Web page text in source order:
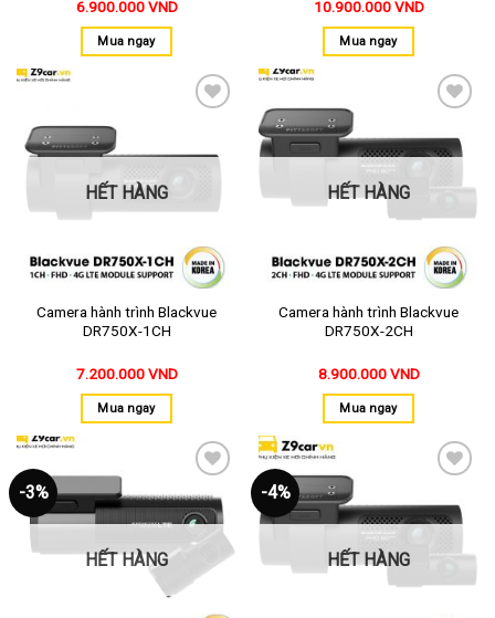
6.900.000VND
Mua ngay
10.900.000VND
Mua ngay
yêu
HẾT HÀNG
Camera hành trình Blackvue
DR750X-1CH
7.200.000VND
Mua ngay
vào
yêu
HẾT HÀNG
Camera hành trình Blackvue
DR750X-2CH
8.900.000VND
Mua ngay
-3%
Thêm
vào
yêu
thích
HẾT HÀNG
-4%
vào
yêu
HẾT HÀNG